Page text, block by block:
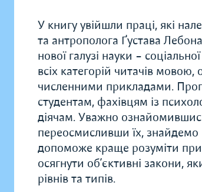
У книгу увійшли праці, які
та антрополога Ґустава
нової галузі науки –
всіх категорій читачів
численними прикладами.
студентам, фахівцям із
діячам. Уважно
переосмисливши їх, знайдемо
допоможе краще розуміти
осягнути об’єктивні закони,
рівнів та типів.